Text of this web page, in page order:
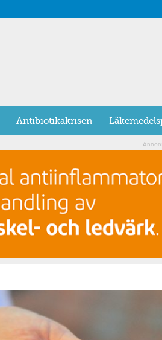
Antibiotikakrisen